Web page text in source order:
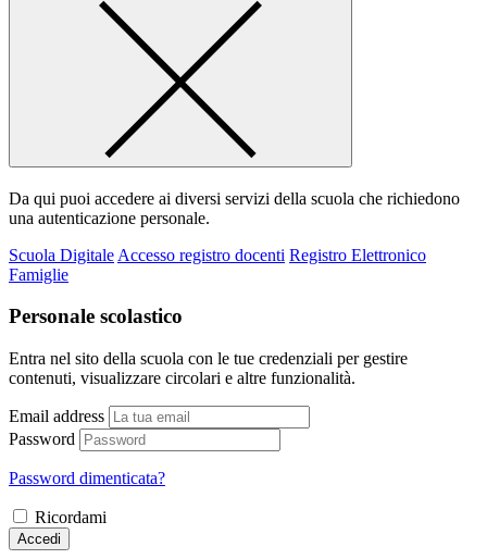
Da qui puoi accedere ai diversi servizi della scuola che richiedono
una autenticazione personale.
Scuola Digitale Accesso registro docenti Registro Elettronico
Famiglie
Personale scolastico
Entra nel sito della scuola con le tue credenziali per gestire
contenuti, visualizzare circolari e altre funzionalità.
Email address
Password
Password dimenticata?
Ricordami
Accedi